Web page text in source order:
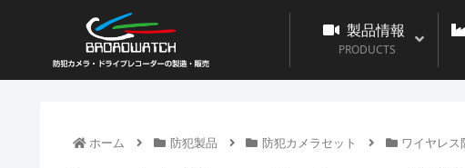
製品情報
PRODUCTS
ホーム 防犯製品 防犯カメラセット ワイヤレス